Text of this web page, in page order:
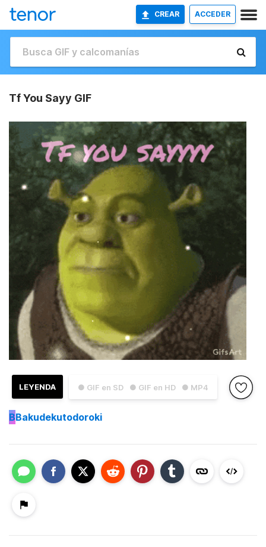
CREAR ACCEDER
Tf You Sayy GIF
● GIF en SD ● GIF en HD ● MP4
LEYENDA
BBakudekutodoroki